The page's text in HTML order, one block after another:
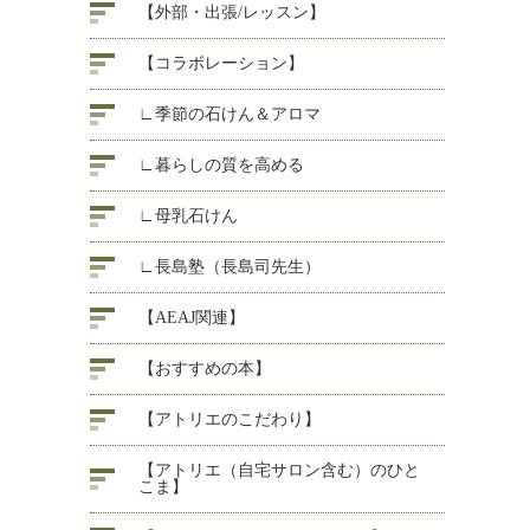
【外部・出張/レッスン】
【コラボレーション】
∟季節の石けん＆アロマ
∟暮らしの質を高める
∟母乳石けん
∟長島塾（長島司先生）
【AEAJ関連】
【おすすめの本】
【アトリエのこだわり】
【アトリエ（自宅サロン含む）のひと
こま】